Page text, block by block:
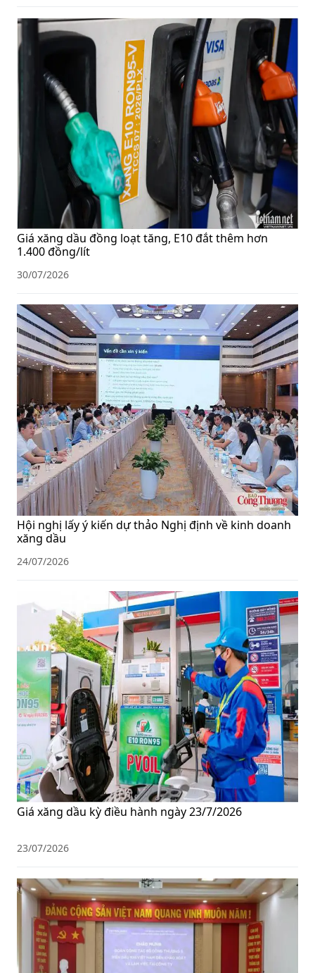
Giá xăng dầu đồng loạt tăng, E10 đắt thêm hơn
1.400 đồng/lít
30/07/2026
Hội nghị lấy ý kiến dự thảo Nghị định về kinh doanh
xăng dầu
24/07/2026
Giá xăng dầu kỳ điều hành ngày 23/7/2026
23/07/2026